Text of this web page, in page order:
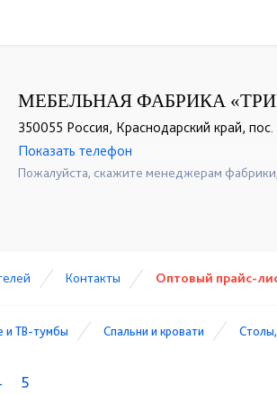
МЕБЕЛЬНАЯ ФАБРИКА
350055 Россия, Краснодарский край,
☎+7 (989) 269-73-94
Показать телефон
Пожалуйста, скажите менеджерам
Контакты Оптовый прайс-
и ТВ-тумбы Спальни и кровати Столы,
5